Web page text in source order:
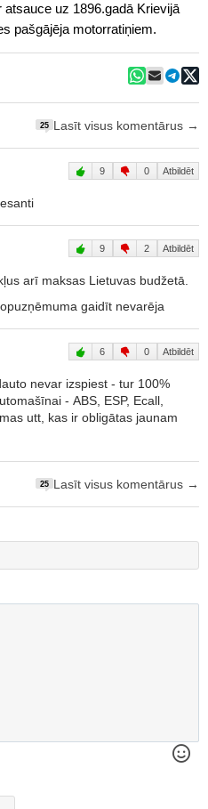
uz 1896.gadā Krievijā
pašgājēja motorratiņiem.
25 Lasīt visus komentārus →
9 0 Atbildēt
9 2 Atbildēt
arī maksas Lietuvas budžetā.
gaidīt nevarēja
6 0 Atbildēt
nevar izspiest - tur 100%
- ABS, ESP, Ecall,
utt, kas ir obligātas jaunam
25 Lasīt visus komentārus →